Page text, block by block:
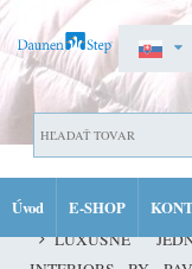
Úvod E-SHOP
LUXUSNÉ
LUXUSNÉ